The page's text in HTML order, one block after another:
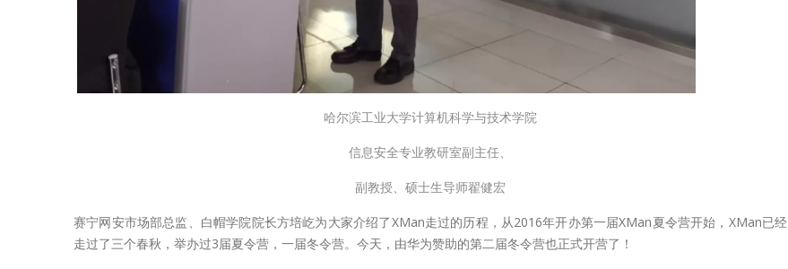
哈尔滨工业大学计算机科学与技术学院
信息安全专业教研室副主任、
副教授、硕士生导师翟健宏
赛宁网安市场部总监、白帽学院院长方培屹为大家介绍了XMan走过的历程，从2016年开办第一届XMan夏令营开始，XMan已经
走过了三个春秋，举办过3届夏令营，一届冬令营。今天，由华为赞助的第二届冬令营也正式开营了！